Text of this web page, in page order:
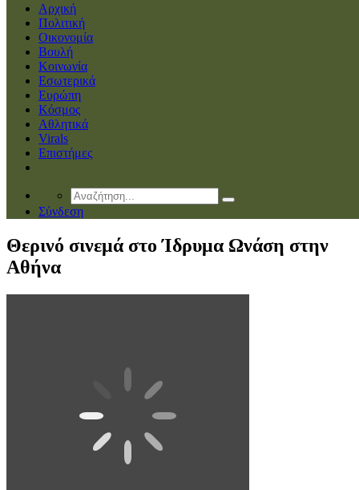
Αρχική
Πολιτική
Οικονομία
Βουλή
Κοινωνία
Εσωτερικά
Ευρώπη
Κόσμος
Αθλητικά
Virals
Επιστήμες
Σύνδεση
Θερινό σινεμά στο Ίδρυμα Ωνάση στην
Αθήνα